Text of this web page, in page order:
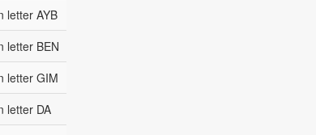
letter AYB
letter BEN
letter GIM
letter DA